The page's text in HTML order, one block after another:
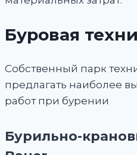
Буровая
Собственный парк
предлагать наиболее
работ при бурении
Бурильно-